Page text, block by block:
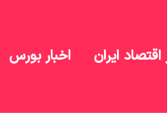
اقتصاد ایران اخبار بورس